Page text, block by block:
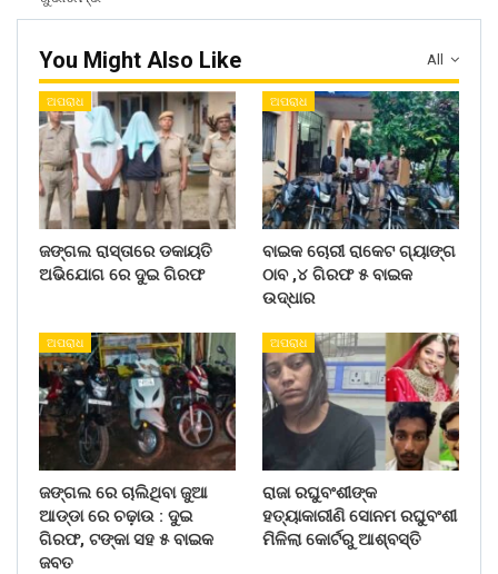
All
You Might Also Like
ଅପରାଧ
ଜଙ୍ଗଲ ରାସ୍ତାରେ ଡକାୟତି
ଅଭିଯୋଗ ରେ ଦୁଇ ଗିରଫ
ଅପରାଧ
ବାଇକ ଚୋରୀ ରାକେଟ ଗ୍ୟାଙ୍ଗ
ଠାବ ,୪ ଗିରଫ ୫ ବାଇକ
ଉଦ୍ଧାର
ଅପରାଧ
ଜଙ୍ଗଲ ରେ ଚାଲିଥିବା ଜୁଆ
ଆଡ୍ଡା ରେ ଚଢ଼ାଉ : ଦୁଇ
ଗିରଫ, ଟଙ୍କା ସହ ୫ ବାଇକ
ଜବତ
ଅପରାଧ
ରାଜା ରଘୁବଂଶୀଙ୍କ
ହତ୍ୟାକାରୀଣି ସୋନମ ରଘୁବଂଶୀ
ମିଳିଲା କୋର୍ଟରୁ ଆଶ୍ବସ୍ତି